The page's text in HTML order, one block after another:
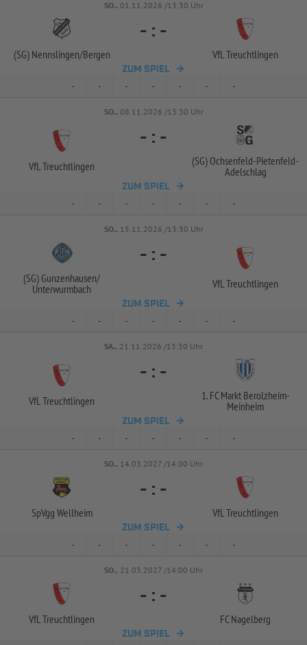
SO.. 01.11.2026 /13:30 Uhr
(SG) Nennslingen/Bergen
- : -
VfL Treuchtlingen
ZUM SPIEL
- - - - - - -
SO.. 08.11.2026 /13:30 Uhr
VfL Treuchtlingen
- : -
(SG) Ochsenfeld-Pietenfeld-
Adelschlag
ZUM SPIEL
- - - - - - -
SO.. 15.11.2026 /13:30 Uhr
(SG) Gunzenhausen/
Unterwurmbach
- : -
VfL Treuchtlingen
ZUM SPIEL
- - - - - - -
SA.. 21.11.2026 /13:30 Uhr
VfL Treuchtlingen
- : -
1. FC Markt Berolzheim-
Meinheim
ZUM SPIEL
- - - - - - -
SO.. 14.03.2027 /14:00 Uhr
SpVgg Wellheim
- : -
VfL Treuchtlingen
ZUM SPIEL
- - - - - - -
SO.. 21.03.2027 /14:00 Uhr
VfL Treuchtlingen
- : -
FC Nagelberg
ZUM SPIEL